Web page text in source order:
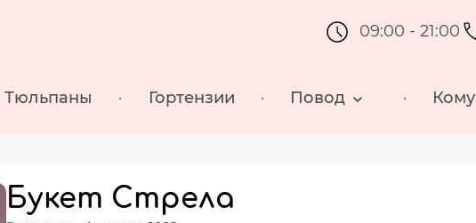
09:00 - 21:00
Тюльпаны Гортензии Повод Кому
Букет Стрела